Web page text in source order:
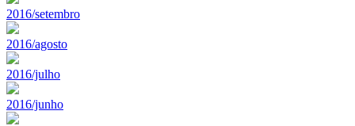
2016/setembro
2016/agosto
2016/julho
2016/junho